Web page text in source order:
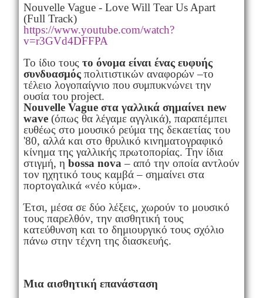
Nouvelle Vague - Love Will Tear Us Apart
(Full Track)
https://www.youtube.com/watch?
v=r3GVd4DFFPA
Το ίδιο τους το όνομα είναι ένας ευφυής
συνδυασμόςπολιτιστικών αναφορών –το
τέλειο λογοπαίγνιο που συμπυκνώνει την
ουσία του project.
Nouvelle Vague στα γαλλικά σημαίνει new
wave(όπως θα λέγαμε αγγλικά), παραπέμπει
ευθέως στο μουσικό ρεύμα της δεκαετίας του
'80, αλλά και στο θρυλικό κινηματογραφικό
κίνημα της γαλλικής πρωτοπορίας. Την ίδια
στιγμή, η bossa nova – από την οποία αντλούν
τον ηχητικό τους καμβά – σημαίνει στα
πορτογαλικά «νέο κύμα».
Έτσι, μέσα σε δύο λέξεις, χωρούν το μουσικό
τους παρελθόν, την αισθητική τους
κατεύθυνση και το δημιουργικό τους σχόλιο
πάνω στην τέχνη της διασκευής.
Μια αισθητική επανάσταση